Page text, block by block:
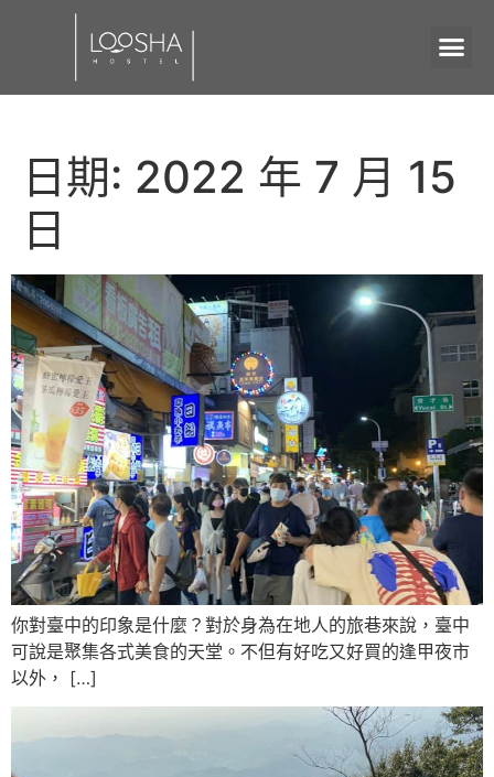
日期: 2022 年 7 月 15
日
你對臺中的印象是什麼？對於身為在地人的旅巷來說，臺中
可說是聚集各式美食的天堂。不但有好吃又好買的逢甲夜市
以外， […]